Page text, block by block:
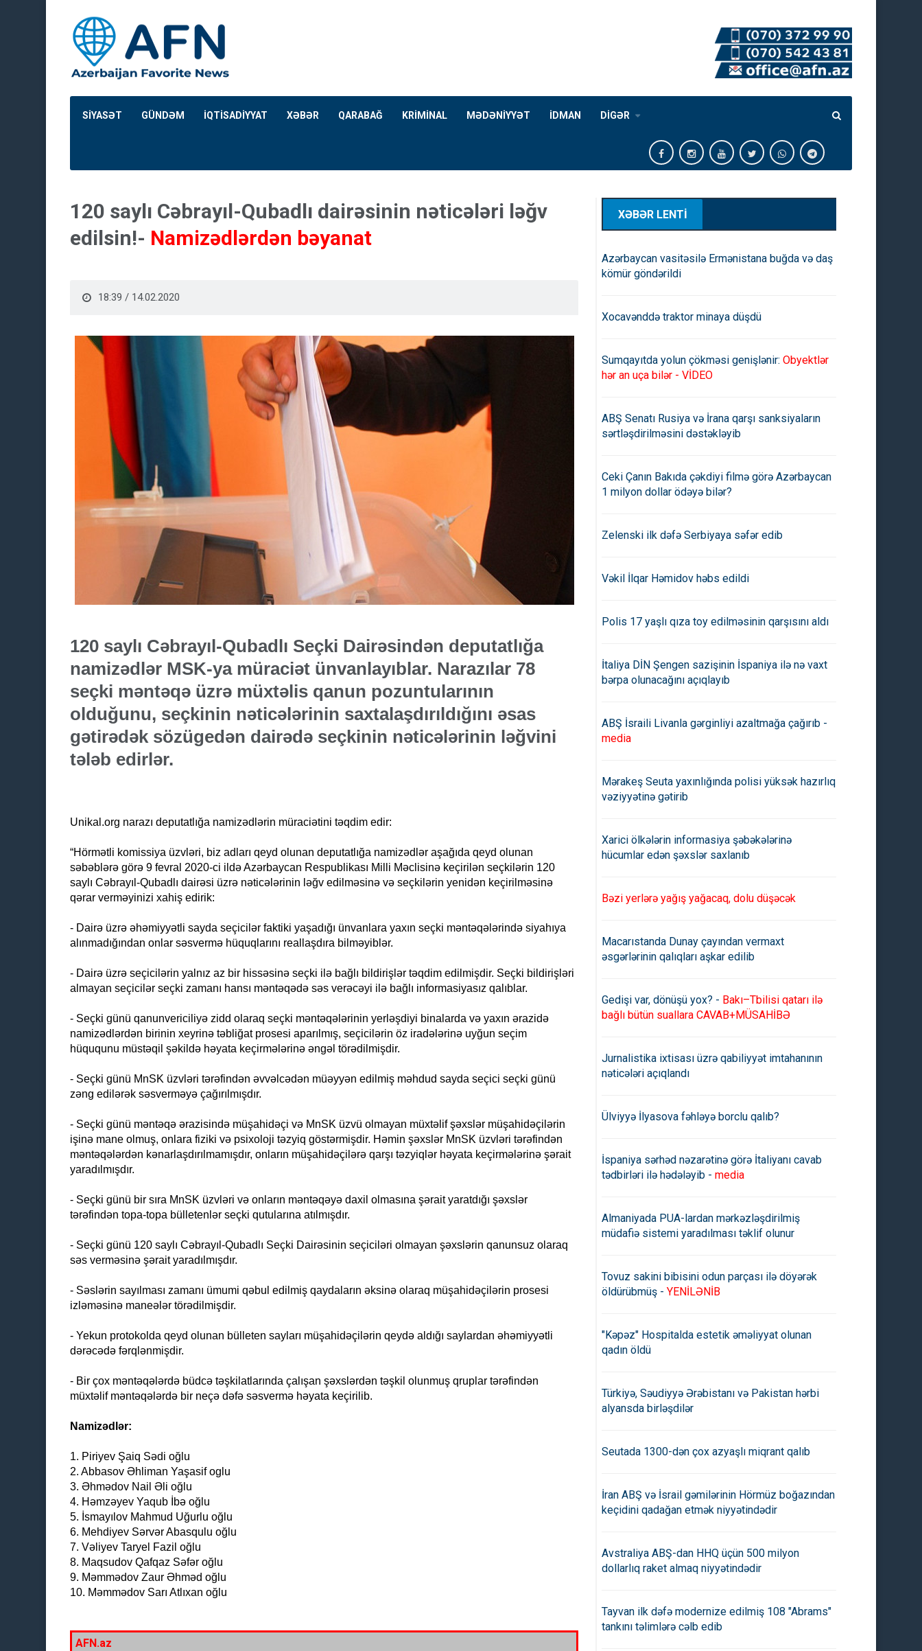
SİYASƏT GÜNDƏM İQTİSADİYYAT XƏBƏR QARABAĞ KRİMİNAL MƏDƏNİYYƏT İDMAN DİGƏR
120 saylı Cəbrayıl-Qubadlı dairəsinin nəticələri ləğv
edilsin!- Namizədlərdən bəyanat
18:39 / 14.02.2020
120 saylı Cəbrayıl-Qubadlı Seçki Dairəsindən deputatlığa
namizədlər MSK-ya müraciət ünvanlayıblar. Narazılar 78
seçki məntəqə üzrə müxtəlis qanun pozuntularının
olduğunu, seçkinin nəticələrinin saxtalaşdırıldığını əsas
gətirədək sözügedən dairədə seçkinin nəticələrinin ləğvini
tələb edirlər.
Unikal.org narazı deputatlığa namizədlərin müraciətini təqdim edir:
“Hörmətli komissiya üzvləri, biz adları qeyd olunan deputatlığa namizədlər aşağıda qeyd olunan
səbəblərə görə 9 fevral 2020-ci ildə Azərbaycan Respublikası Milli Məclisinə keçirilən seçkilərin 120
saylı Cəbrayıl-Qubadlı dairəsi üzrə nəticələrinin ləğv edilməsinə və seçkilərin yenidən keçirilməsinə
qərar verməyinizi xahiş edirik:
- Dairə üzrə əhəmiyyətli sayda seçicilər faktiki yaşadığı ünvanlara yaxın seçki məntəqələrində siyahıya
alınmadığından onlar səsvermə hüquqlarını reallaşdıra bilməyiblər.
- Dairə üzrə seçicilərin yalnız az bir hissəsinə seçki ilə bağlı bildirişlər təqdim edilmişdir. Seçki bildirişləri
almayan seçicilər seçki zamanı hansı məntəqədə səs verəcəyi ilə bağlı informasiyasız qalıblar.
- Seçki günü qanunvericiliyə zidd olaraq seçki məntəqələrinin yerləşdiyi binalarda və yaxın ərazidə
namizədlərdən birinin xeyrinə təbliğat prosesi aparılmış, seçicilərin öz iradələrinə uyğun seçim
hüququnu müstəqil şəkildə həyata keçirmələrinə əngəl törədilmişdir.
- Seçki günü MnSK üzvləri tərəfindən əvvəlcədən müəyyən edilmiş məhdud sayda seçici seçki günü
zəng edilərək səsverməyə çağırılmışdır.
- Seçki günü məntəqə ərazisində müşahidəçi və MnSK üzvü olmayan müxtəlif şəxslər müşahidəçilərin
işinə mane olmuş, onlara fiziki və psixoloji təzyiq göstərmişdir. Həmin şəxslər MnSK üzvləri tərəfindən
məntəqələrdən kənarlaşdırılmamışdır, onların müşahidəçilərə qarşı təzyiqlər həyata keçirmələrinə şərait
yaradılmışdır.
- Seçki günü bir sıra MnSK üzvləri və onların məntəqəyə daxil olmasına şərait yaratdığı şəxslər
tərəfindən topa-topa bülletenlər seçki qutularına atılmışdır.
- Seçki günü 120 saylı Cəbrayıl-Qubadlı Seçki Dairəsinin seçiciləri olmayan şəxslərin qanunsuz olaraq
səs verməsinə şərait yaradılmışdır.
- Səslərin sayılması zamanı ümumi qəbul edilmiş qaydaların əksinə olaraq müşahidəçilərin prosesi
izləməsinə maneələr törədilmişdir.
- Yekun protokolda qeyd olunan bülleten sayları müşahidəçilərin qeydə aldığı saylardan əhəmiyyətli
dərəcədə fərqlənmişdir.
- Bir çox məntəqələrdə büdcə təşkilatlarında çalışan şəxslərdən təşkil olunmuş qruplar tərəfindən
müxtəlif məntəqələrdə bir neçə dəfə səsvermə həyata keçirilib.
Namizədlər:
1. Piriyev Şaiq Sədi oğlu
2. Abbasov Əhliman Yaşasif oglu
3. Əhmədov Nail Əli oğlu
4. Həmzəyev Yaqub İbə oğlu
5. İsmayılov Mahmud Uğurlu oğlu
6. Mehdiyev Sərvər Abasqulu oğlu
7. Vəliyev Taryel Fazil oğlu
8. Maqsudov Qafqaz Səfər oğlu
9. Məmmədov Zaur Əhməd oğlu
10. Məmmədov Sarı Atlıxan oğlu
AFN.az
XƏBƏR LENTİ
Azərbaycan vasitəsilə Ermənistana buğda və daş
kömür göndərildi
Xocavənddə traktor minaya düşdü
Sumqayıtda yolun çökməsi genişlənir: Obyektlər
hər an uça bilər - VİDEO
ABŞ Senatı Rusiya və İrana qarşı sanksiyaların
sərtləşdirilməsini dəstəkləyib
Ceki Çanın Bakıda çəkdiyi filmə görə Azərbaycan
1 milyon dollar ödəyə bilər?
Zelenski ilk dəfə Serbiyaya səfər edib
Vəkil İlqar Həmidov həbs edildi
Polis 17 yaşlı qıza toy edilməsinin qarşısını aldı
İtaliya DİN Şengen sazişinin İspaniya ilə nə vaxt
bərpa olunacağını açıqlayıb
ABŞ İsraili Livanla gərginliyi azaltmağa çağırıb -
media
Mərakeş Seuta yaxınlığında polisi yüksək hazırlıq
vəziyyətinə gətirib
Xarici ölkələrin informasiya şəbəkələrinə
hücumlar edən şəxslər saxlanıb
Bəzi yerlərə yağış yağacaq, dolu düşəcək
Macarıstanda Dunay çayından vermaxt
əsgərlərinin qalıqları aşkar edilib
Gedişi var, dönüşü yox? - Bakı–Tbilisi qatarı ilə
bağlı bütün suallara CAVAB+MÜSAHİBƏ
Jurnalistika ixtisası üzrə qabiliyyət imtahanının
nəticələri açıqlandı
Ülviyyə İlyasova fəhləyə borclu qalıb?
İspaniya sərhəd nəzarətinə görə İtaliyanı cavab
tədbirləri ilə hədələyib - media
Almaniyada PUA-lardan mərkəzləşdirilmiş
müdafiə sistemi yaradılması təklif olunur
Tovuz sakini bibisini odun parçası ilə döyərək
öldürübmüş - YENİLƏNİB
"Kəpəz" Hospitalda estetik əməliyyat olunan
qadın öldü
Türkiyə, Səudiyyə Ərəbistanı və Pakistan hərbi
alyansda birləşdilər
Seutada 1300-dən çox azyaşlı miqrant qalıb
İran ABŞ və İsrail gəmilərinin Hörmüz boğazından
keçidini qadağan etmək niyyətindədir
Avstraliya ABŞ-dan HHQ üçün 500 milyon
dollarlıq raket almaq niyyətindədir
Tayvan ilk dəfə modernize edilmiş 108 "Abrams"
tankını təlimlərə cəlb edib